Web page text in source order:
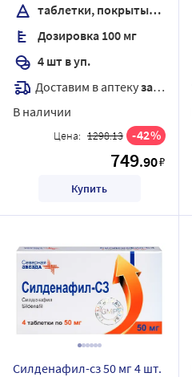
таблетки, покрытые пленочной оболочкой
Дозировка 100 мг
4 шт в уп.
Доставим в аптекузавтра
В наличии
Цена: 1298.13 42
749.90₽
Купить
Силденафил-сз 50 мг 4 шт.